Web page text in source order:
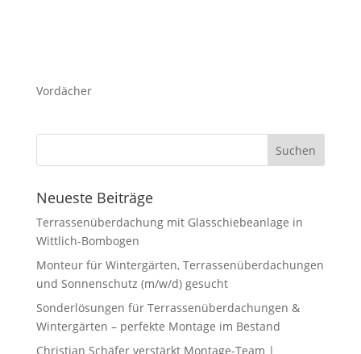
Vordächer
Neueste Beiträge
Terrassenüberdachung mit Glasschiebeanlage in
Wittlich-Bombogen
Monteur für Wintergärten, Terrassenüberdachungen
und Sonnenschutz (m/w/d) gesucht
Sonderlösungen für Terrassenüberdachungen &
Wintergärten – perfekte Montage im Bestand
Christian Schäfer verstärkt Montage-Team |